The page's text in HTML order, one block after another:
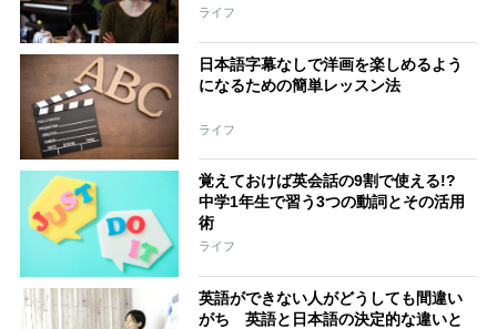
せてくれた」
ライフ
日本語字幕なしで洋画を楽しめるよう
になるための簡単レッスン法
ライフ
覚えておけば英会話の9割で使える!?
中学1年生で習う3つの動詞とその活用
術
ライフ
英語ができない人がどうしても間違い
がち 英語と日本語の決定的な違いと